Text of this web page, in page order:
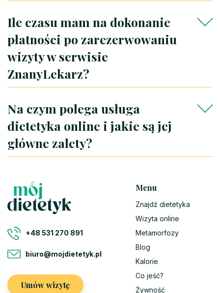
Ile czasu mam na dokonanie
płatności po zarezerwowaniu
wizyty w serwisie
ZnanyLekarz?
Na czym polega usługa
dietetyka online i jakie są jej
główne zalety?
+48 531 270 891
biuro@mojdietetyk.pl
Umów wizytę
Menu
Znajdź dietetyka
Wizyta online
Metamorfozy
Blog
Kalorie
Co jeść?
Żywność